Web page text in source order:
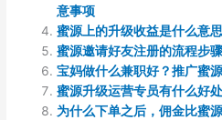
意事项
蜜源上的升级收益是什么意
蜜源邀请好友注册的流程步骤
宝妈做什么兼职好？推广蜜
蜜源升级运营专员有什么好
为什么下单之后，佣金比蜜